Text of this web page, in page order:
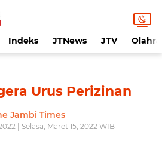
Indeks JTNews JTV
Urus Perizinan
Jambi Times
| Selasa, Maret 15, 2022 WIB